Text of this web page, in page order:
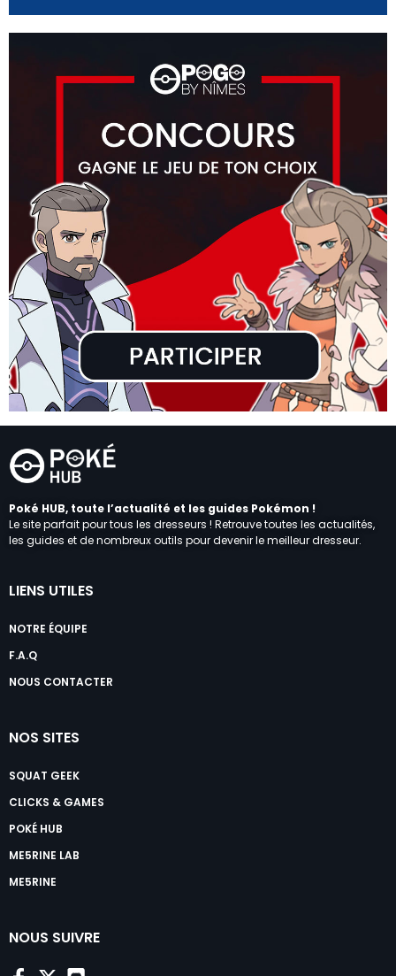
Poké HUB, toute l’actualité et les guides Pokémon !
Le site parfait pour tous les dresseurs ! Retrouve toutes les actualités,
les guides et de nombreux outils pour devenir le meilleur dresseur.
LIENS UTILES
NOTRE ÉQUIPE
F.A.Q
NOUS CONTACTER
NOS SITES
SQUAT GEEK
CLICKS & GAMES
POKÉ HUB
ME5RINE LAB
ME5RINE
NOUS SUIVRE